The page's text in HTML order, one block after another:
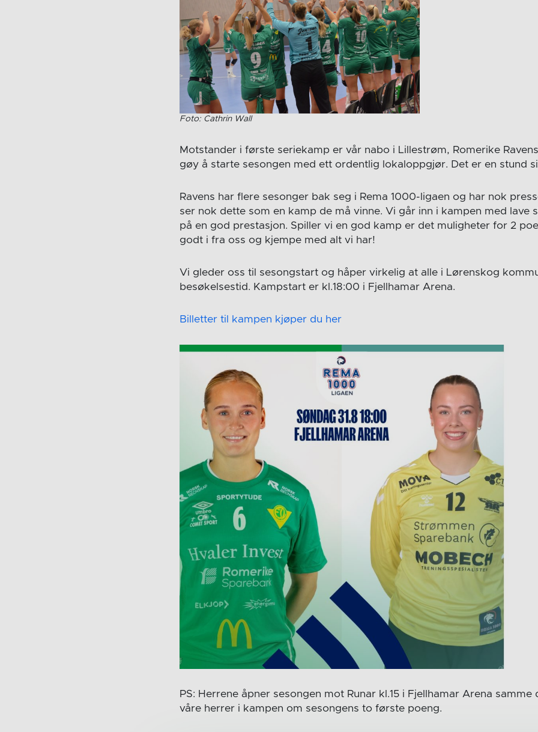
Foto: Cathrin Wall
Motstander i første seriekamp er vår nabo i Lillestrøm, Romerike
gøy å starte sesongen med ett ordentlig lokaloppgjør. Det er en stund
Ravens har flere sesonger bak seg i Rema 1000-ligaen og har nok
ser nok dette som en kamp de må vinne. Vi går inn i kampen med lave
på en god prestasjon. Spiller vi en god kamp er det muligheter for 2
godt i fra oss og kjempe med alt vi har!
Vi gleder oss til sesongstart og håper virkelig at alle i Lørenskog
besøkelsestid. Kampstart er kl.18:00 i Fjellhamar Arena.
Billetter til kampen kjøper du her
PS: Herrene åpner sesongen mot Runar kl.15 i Fjellhamar Arena samme
våre herrer i kampen om sesongens to første poeng.